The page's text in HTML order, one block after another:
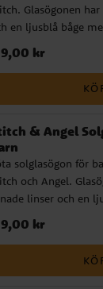
Glasögonen
en ljusblå båge
De ger
och passar
och
Stitch-motiv ✔️
skydd mot
cm
:119,00 kr
kr
& Angel
solglasögon för
och Angel.
linser och en
toner med fina
UV400-skydd mot
semester. ✔️
:119,00 kr
kr